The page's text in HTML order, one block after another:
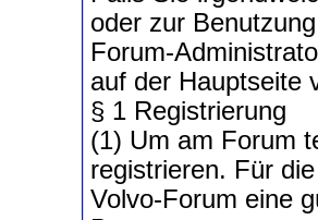
oder zur
Forum-
auf der Hauptseite
§ 1 Registrierung
(1) Um am Forum
registrieren. Für
Volvo-Forum eine